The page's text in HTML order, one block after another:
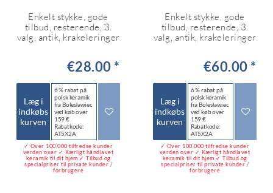
Enkelt stykke, gode
tilbud, resterende, 3.
valg, antik, krakeleringer
€28.00 *
Læg i
indkøbs
kurven
6 % rabat på
polsk keramik
fra Bolesławiec
ved køb over
159 €
Rabatkode:
AT5X2A
✓ Over 100.000 tilfredse kunder
verden over ✓ Kærligt håndlavet
keramik til dit hjem ✓ Tilbud og
specialpriser til private kunder /
forbrugere
Enkelt stykke, gode
tilbud, resterende, 3.
valg, antik, krakeleringer
€60.00 *
Læg i
indkøbs
kurven
6 % rabat på
polsk keramik
fra Bolesławiec
ved køb over
159 €
Rabatkode:
AT5X2A
✓ Over 100.000 tilfredse kunder
verden over ✓ Kærligt håndlavet
keramik til dit hjem ✓ Tilbud og
specialpriser til private kunder /
forbrugere